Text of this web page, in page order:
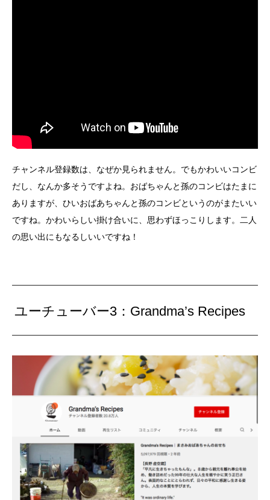
チャンネル登録数は、なぜか見られません。でもかわいいコンビ
だし、なんか多そうですよね。おばちゃんと孫のコンビはたまに
ありますが、ひいおばあちゃんと孫のコンビというのがまたいい
ですね。かわいらしい掛け合いに、思わずほっこりします。二人
の思い出にもなるしいいですね！
ユーチューバー3：Grandma’s Recipes